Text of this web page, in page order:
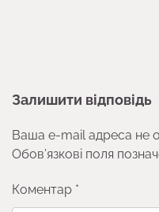
Залишити відповідь
Ваша e-mail адреса не
Обов’язкові поля
Коментар *